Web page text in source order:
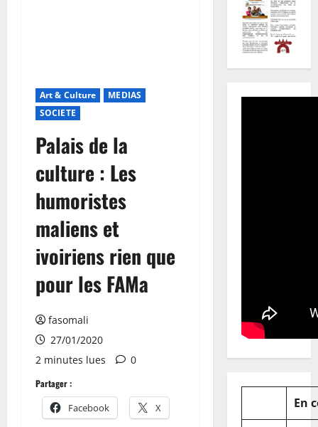
Art & Culture
MEDIAS
SOCIETE
Palais de la
culture : Les
humoristes
maliens et
ivoiriens rien que
pour les FAMa
fasomali
27/01/2020
2 minutes lues
0
Partager :
Facebook X En